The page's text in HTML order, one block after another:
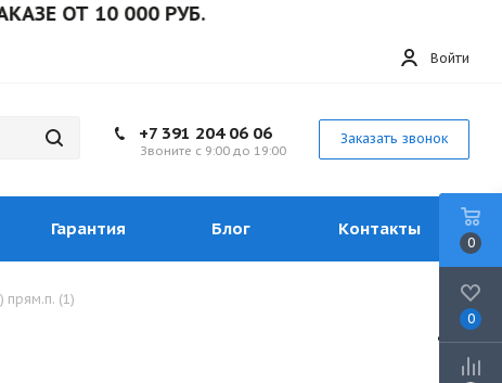
10 000 РУБ.
Войти
+7 391 204 06 06
Звоните с 9:00 до 19:00
Заказать звонок
Гарантия Блог Контакты
прям.п. (1)
0
0